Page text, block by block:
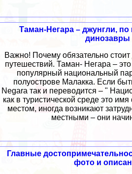
Таман-Негара – джунгли,
динозавры
Важно! Почему обязательно стоит
путешествий. Таман- Негара –
популярный национальный
полуострове Малакка. Если
Negara так и переводится – "
как в туристической среде это
местом, иногда возникают
местными – они
Главные
фото и